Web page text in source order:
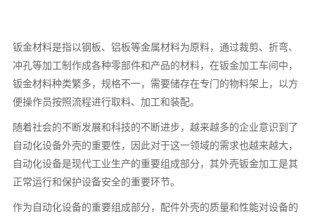
钣金材料是指以钢板、铝板等金属材料为原料，通过裁剪、折弯、
冲孔等加工制作成各种零部件和产品的材料，在钣金加工车间中，
钣金材料种类繁多，规格不一，需要储存在专门的物料架上，以方
便操作员按照流程进行取料、加工和装配。
随着社会的不断发展和科技的不断进步，越来越多的企业意识到了
自动化设备外壳的重要性，因此对于这一领域的需求也越来越大，
自动化设备是现代工业生产的重要组成部分，其外壳钣金加工是其
正常运行和保护设备安全的重要环节。
作为自动化设备的重要组成部分，配件外壳的质量和性能对设备的